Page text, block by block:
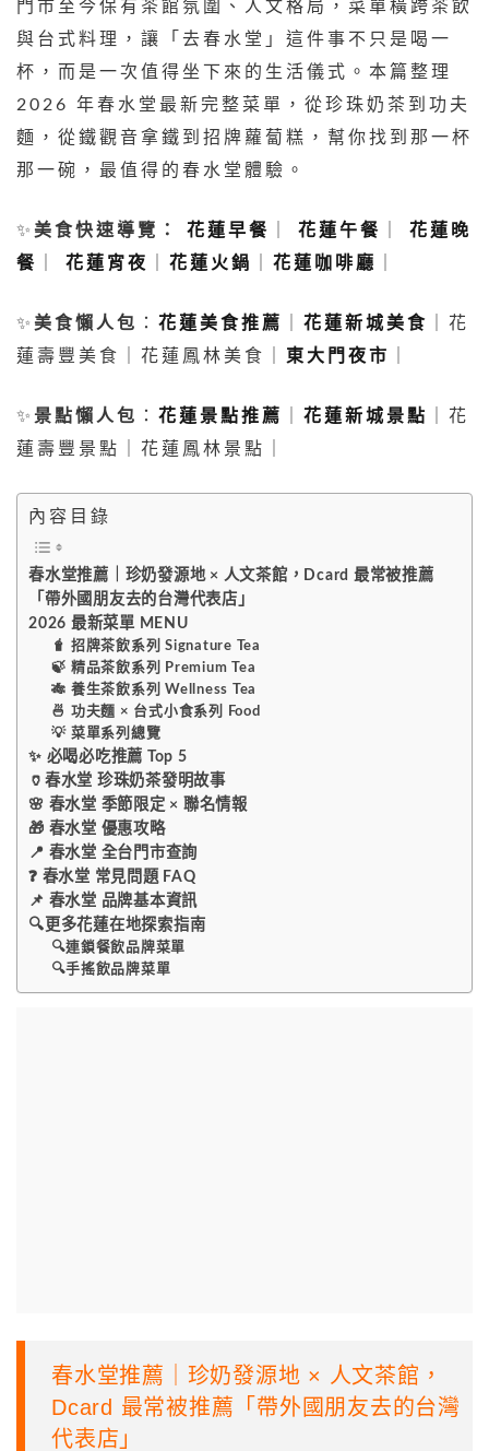
門市至今保有茶館氛圍、人文格局，菜單橫跨茶飲
與台式料理，讓「去春水堂」這件事不只是喝一
杯，而是一次值得坐下來的生活儀式。本篇整理
2026 年春水堂最新完整菜單，從珍珠奶茶到功夫
麵，從鐵觀音拿鐵到招牌蘿蔔糕，幫你找到那一杯
那一碗，最值得的春水堂體驗。
✨ 美食快速導覽： 花蓮早餐 花蓮午餐
花蓮晚
餐
花蓮宵夜 花蓮火鍋 花蓮咖啡廳
✨ 美食懶人包 ： 花蓮美食推薦 花蓮新城美食
｜花
蓮壽豐美食｜花蓮鳳林美食｜
東大門夜市
✨ 景點懶人包 ： 花蓮景點推薦 花蓮新城景點
｜花
蓮壽豐景點｜花蓮鳳林景點｜
內容目錄
春水堂推薦｜珍奶發源地 × 人文茶館，Dcard 最常被推薦
「帶外國朋友去的台灣代表店」
2026 最新菜單 MENU
🧋 招牌茶飲系列 Signature Tea
🍃 精品茶飲系列 Premium Tea
🎋 養生茶飲系列 Wellness Tea
🍜 功夫麵 × 台式小食系列 Food
💡 菜單系列總覽
✨ 必喝必吃推薦 Top 5
🏺春水堂 珍珠奶茶發明故事
🌸 春水堂 季節限定 × 聯名情報
🎁 春水堂 優惠攻略
📍 春水堂 全台門市查詢
❓ 春水堂 常見問題 FAQ
📌 春水堂 品牌基本資訊
🔍更多花蓮在地探索指南
🔍連鎖餐飲品牌菜單
🔍手搖飲品牌菜單
春水堂推薦｜珍奶發源地 × 人文茶館，
Dcard 最常被推薦「帶外國朋友去的台灣
代表店」